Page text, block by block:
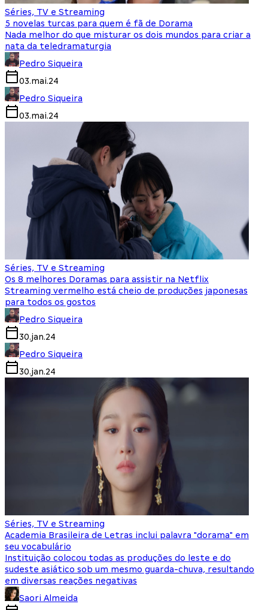
Séries, TV e Streaming
5 novelas turcas para quem é fã de Dorama
Nada melhor do que misturar os dois mundos para criar a
nata da teledramaturgia
Pedro Siqueira
03.mai.24
Pedro Siqueira
03.mai.24
Séries, TV e Streaming
Os 8 melhores Doramas para assistir na Netflix
Streaming vermelho está cheio de produções japonesas
para todos os gostos
Pedro Siqueira
30.jan.24
Pedro Siqueira
30.jan.24
Séries, TV e Streaming
Academia Brasileira de Letras inclui palavra "dorama" em
seu vocabulário
Instituição colocou todas as produções do leste e do
sudeste asiático sob um mesmo guarda-chuva, resultando
em diversas reações negativas
Saori Almeida